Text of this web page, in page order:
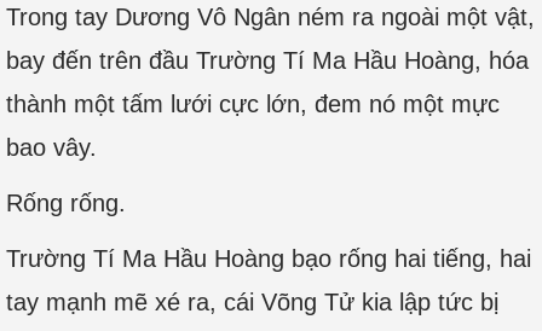
Trong tay Dương Vô Ngân ném ra ngoài một vật,
bay đến trên đầu Trường Tí Ma Hầu Hoàng, hóa
thành một tấm lưới cực lớn, đem nó một mực
bao vây.
Rống rống.
Trường Tí Ma Hầu Hoàng bạo rống hai tiếng, hai
tay mạnh mẽ xé ra, cái Võng Tử kia lập tức bị